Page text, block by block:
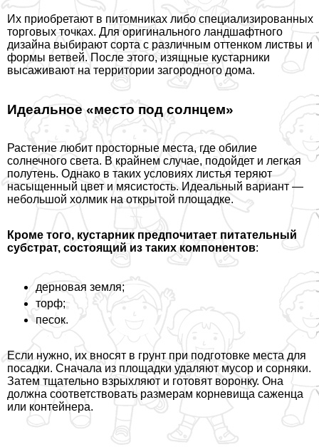
Их приобретают в питомниках либо специализированных
торговых точках. Для оригинального ландшафтного
дизайна выбирают сорта с различным оттенком листвы и
формы ветвей. После этого, изящные кустарники
высаживают на территории загородного дома.
Идеальное «место под солнцем»
Растение любит просторные места, где обилие
солнечного света. В крайнем случае, подойдет и легкая
полутень. Однако в таких условиях листья теряют
насыщенный цвет и мясистость. Идеальный вариант —
небольшой холмик на открытой площадке.
Кроме того, кустарник предпочитает питательный
субстрат, состоящий из таких компонентов:
дерновая земля;
торф;
песок.
Если нужно, их вносят в грунт при подготовке места для
посадки. Сначала из площадки удаляют мусор и сорняки.
Затем тщательно взрыхляют и готовят воронку. Она
должна соответствовать размерам корневища саженца
или контейнера.